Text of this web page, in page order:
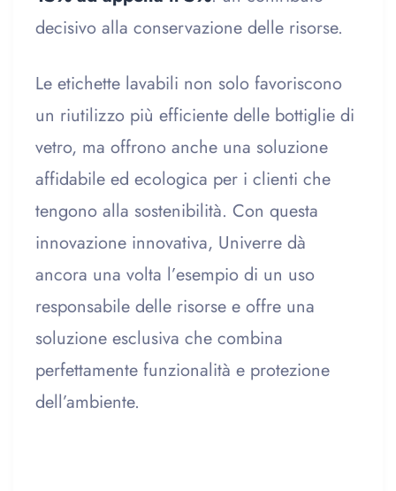
decisivo alla conservazione delle risorse.
Le etichette lavabili non solo favoriscono
un riutilizzo più efficiente delle bottiglie di
vetro, ma offrono anche una soluzione
affidabile ed ecologica per i clienti che
tengono alla sostenibilità. Con questa
innovazione innovativa, Univerre dà
ancora una volta l’esempio di un uso
responsabile delle risorse e offre una
soluzione esclusiva che combina
perfettamente funzionalità e protezione
dell’ambiente.